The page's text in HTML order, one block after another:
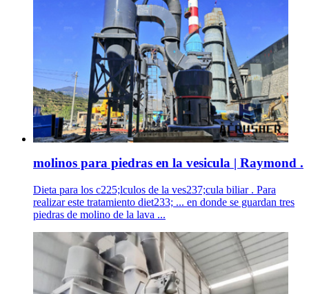
molinos para piedras en la vesicula | Raymond .
Dieta para los c225;lculos de la ves237;cula biliar . Para
realizar este tratamiento diet233; ... en donde se guardan tres
piedras de molino de la lava ...